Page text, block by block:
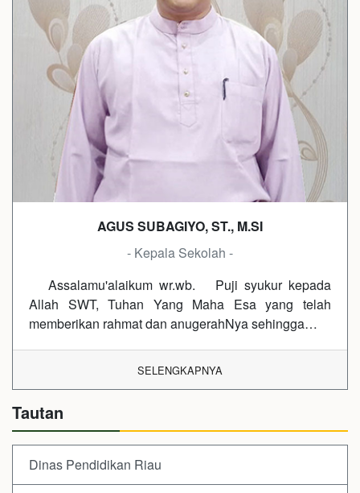
AGUS SUBAGIYO, ST., M.SI
- Kepala Sekolah -
Assalamu'alaikum wr.wb. Puji syukur kepada
Allah SWT, Tuhan Yang Maha Esa yang telah
memberikan rahmat dan anugerahNya sehingga…
SELENGKAPNYA
Tautan
Dinas Pendidikan Riau